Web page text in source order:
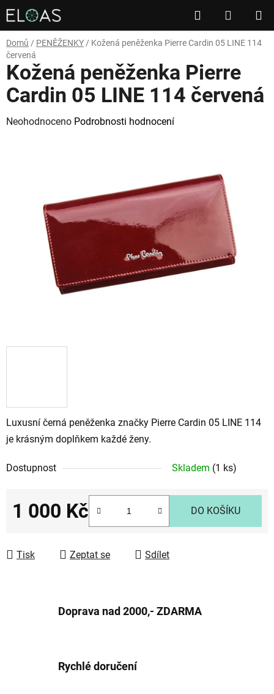
Přejít
na
obsah
Hledat
KOŠÍK
Domů / PENĚŽENKY / Kožená peněženka Pierre Cardin 05 LINE 114
červená
Luxusní černá peněženka značky Pierre Cardin 05 LINE 114
je krásným doplňkem každé ženy.
Dostupnost Skladem (1 ks)
1 000 Kč DO KOŠÍKU
Tisk Zeptat se Sdílet
Kožená peněženka Pierre
Cardin 05 LINE 114 červená
Průměrné
hvězdiček.
Neohodnoceno Podrobnosti hodnocení
Doprava nad 2000,- ZDARMA
Rychlé doručení